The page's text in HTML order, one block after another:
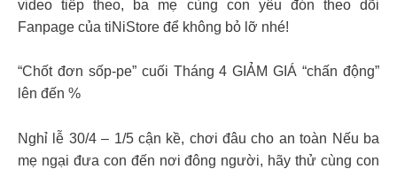
video tiếp theo, ba mẹ cùng con yêu đón theo dõi
Fanpage của tiNiStore để không bỏ lỡ nhé!
“Chốt đơn sốp-pe” cuối Tháng 4 GIẢM GIÁ “chấn động”
lên đến %
Nghỉ lễ 30/4 – 1/5 cận kề, chơi đâu cho an toàn Nếu ba
mẹ ngại đưa con đến nơi đông người, hãy thử cùng con